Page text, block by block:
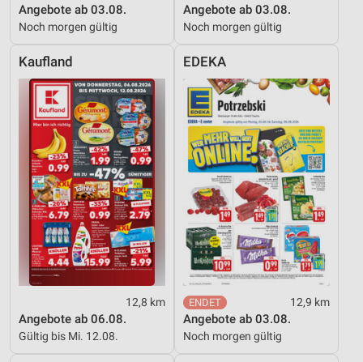
Angebote ab 03.08.
Noch morgen gültig
Angebote ab 03.08.
Noch morgen gültig
Kaufland
12,8 km
Angebote ab 06.08.
Gültig bis Mi. 12.08.
EDEKA
12,9 km
Angebote ab 03.08.
Noch morgen gültig
Entwicklung und Verbesserung der Angebote
Verwendung reduzierter Daten zur Auswahl von
Inhalten
IAB-Besonderheiten:
Verwendung genauer Standortdaten
Geräte anhand von aktiv angeforderten
Informationen identifizieren
Nicht-IAB-Verarbeitungszwecke:
Notwendig
Performance
Werbung